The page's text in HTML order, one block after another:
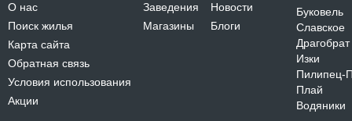
О нас
Поиск жилья
Карта сайта
Обратная связь
Условия использования
Акции
Заведения
Магазины
Новости
Блоги
Буковель
Славское
Драгобрат
Изки
Пилипец-
Плай
Водяники